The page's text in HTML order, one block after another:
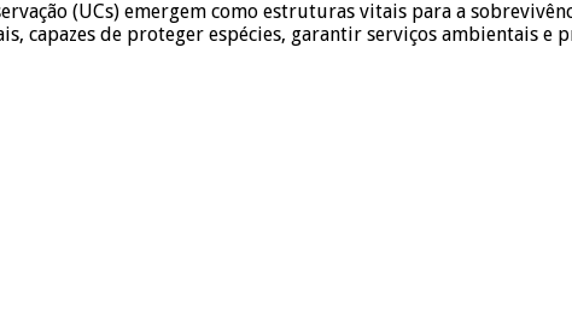
(UCs) emergem como estruturas vitais para a
capazes de proteger espécies, garantir serviços ambientais